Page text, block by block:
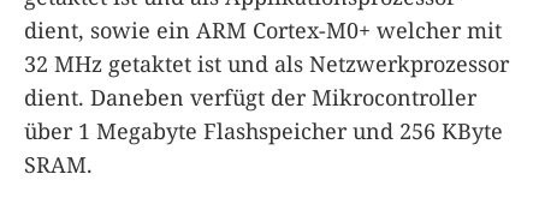
dient, sowie ein ARM Cortex-M0+ welcher mit
32 MHz getaktet ist und als Netzwerkprozessor
dient. Daneben verfügt der Mikrocontroller
über 1 Megabyte Flashspeicher und 256 KByte
SRAM.